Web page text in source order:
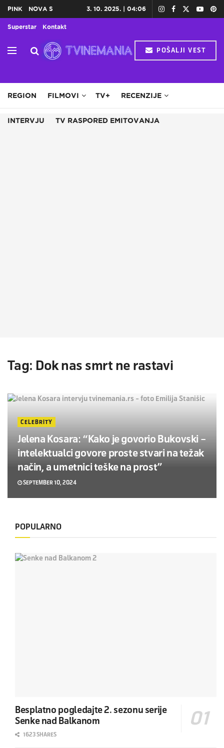
PINK NOVA S
Superstar Kontakt
3. 10. 2025. | 04:06
POŠALJI VEST
REGION FILMOVI TV+ RECENZIJE
INTERVJU TV RASPORED EMITOVANJA
Tag: Dok nas smrt ne rastavi
CELEBRITY
Jelena Kosara: “Kako je govorio Bukovski –
intelektualci govore proste stvari na težak
način, a umetnici teške na prost”
SEPTEMBER 10, 2024
POPULARNO
Besplatno pogledajte 2. sezonu serije
Senke nad Balkanom
1623 SHARES